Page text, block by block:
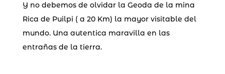
Y no debemos de olvidar la Geoda de la mina
Rica de Puilpi ( a 20 Km) la mayor visitable del
mundo. Una autentica maravilla en las
entrañas de la tierra.